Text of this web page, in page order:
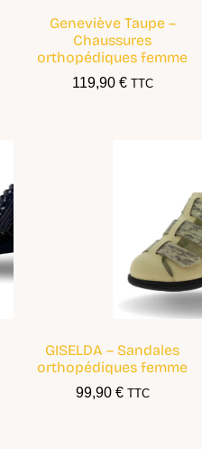
Geneviève Taupe –
Chaussures
orthopédiques femme
119,90 € TTC
GISELDA – Sandales
orthopédiques femme
99,90 € TTC